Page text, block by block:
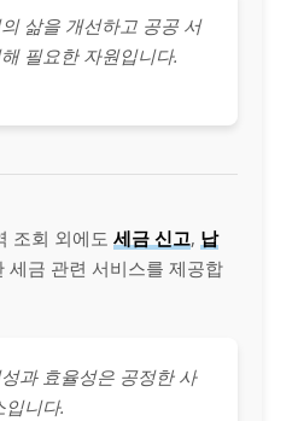
삶을 개선하고 공공 서
필요한 자원입니다.
조회 외에도 세금 신고, 납
세금 관련 서비스를 제공합
과 효율성은 공정한 사
니다.